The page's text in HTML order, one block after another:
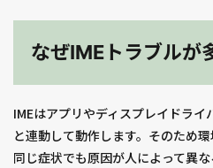
なぜIMEトラブルが
IMEはアプリやディスプレイドラ
と連動して動作します。そのため
同じ症状でも原因が人によって異な